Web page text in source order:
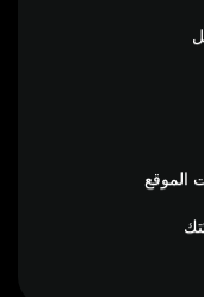
الموقع